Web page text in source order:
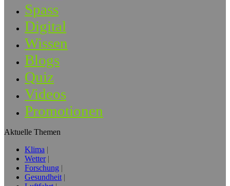
Spass
Digital
Wissen
Blogs
Quiz
Videos
Promotionen
Aktuelle Themen
Klima
Wetter
Forschung
Gesundheit